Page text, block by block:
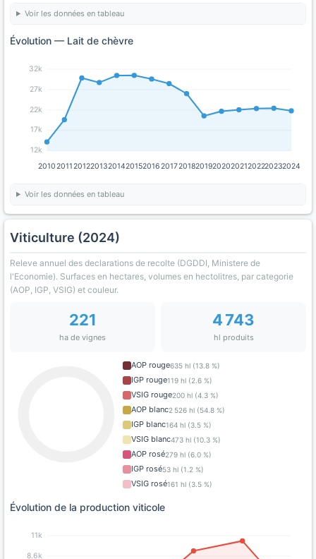
Voir les données en tableau
Évolution — Lait de chèvre
12k
17k
22k
27k
32k
201020112012201320142015201620172018201920202021202220232024
Voir les données en tableau
Viticulture (2024)
Releve annuel des declarations de recolte (DGDDI, Ministere de
l'Economie). Surfaces en hectares, volumes en hectolitres, par categorie
(AOP, IGP, VSIG) et couleur.
221
ha de vignes
4 743
hl produits
AOP rouge635 hl (13.8 %)
IGP rouge119 hl (2.6 %)
VSIG rouge200 hl (4.3 %)
AOP blanc2 526 hl (54.8 %)
IGP blanc164 hl (3.5 %)
VSIG blanc473 hl (10.3 %)
AOP rosé279 hl (6.0 %)
IGP rosé53 hl (1.2 %)
VSIG rosé161 hl (3.5 %)
Évolution de la production viticole
8.6k
11k